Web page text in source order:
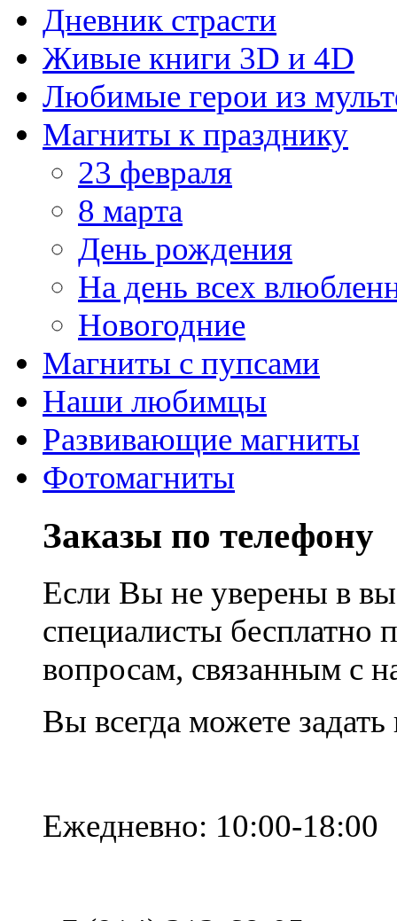
Дневник страсти
Живые книги 3D и 4D
Любимые герои из
Магниты к празднику
23 февраля
8 марта
День рождения
На день всех
Новогодние
Магниты с пупсами
Наши любимцы
Развивающие магниты
Фотомагниты
Заказы по телефону
Если Вы не уверены в
специалисты
вопросам, связанным с
Вы всегда можете
Ежедневно: 10:00-18:00